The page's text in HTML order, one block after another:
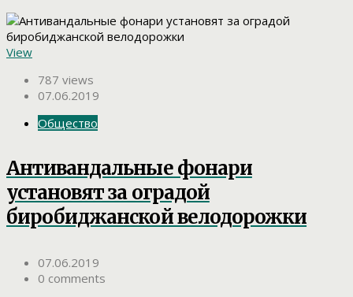
View
787 views
07.06.2019
Общество
Антивандальные фонари
установят за оградой
биробиджанской велодорожки
07.06.2019
0 comments